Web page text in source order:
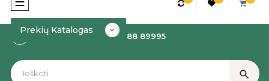
navigation
Kaip Užsakyti? +370 688 89995
Prekių Katalogas
search